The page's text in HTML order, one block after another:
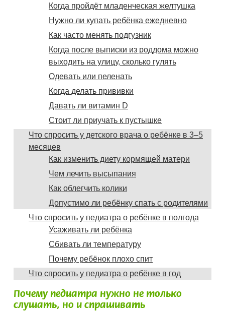
Когда пройдёт младенческая желтушка
Нужно ли купать ребёнка ежедневно
Как часто менять подгузник
Когда после выписки из роддома можно
выходить на улицу, сколько гулять
Одевать или пеленать
Когда делать прививки
Давать ли витамин D
Стоит ли приучать к пустышке
Что спросить у детского врача о ребёнке в 3–5
месяцев
Как изменить диету кормящей матери
Чем лечить высыпания
Как облегчить колики
Допустимо ли ребёнку спать с родителями
Что спросить у педиатра о ребёнке в полгода
Усаживать ли ребёнка
Сбивать ли температуру
Почему ребёнок плохо спит
Что спросить у педиатра о ребёнке в год
Почему педиатра нужно не только
слушать, но и спрашивать